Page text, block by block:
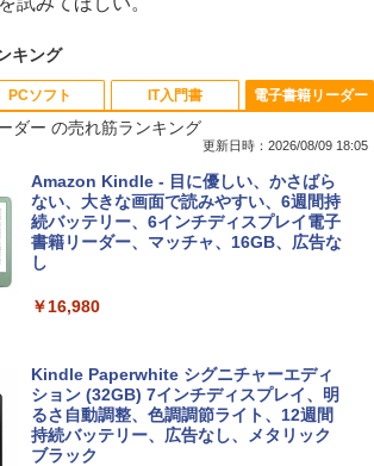
キング
Apple 2026 MacBook Neo A18 Proチッ
プ搭載13インチノートブック：AIとAppl
e Intelligenceのために設計、Liquid Ret
inaディスプレイ、8GBユニファイドメモ
リ、256GB SSDストレージ、1080p Fac
tomtoc 360°保護 15.6 16インチ パソコ
ンケース Dell NEC Lavie ASUS HP dyna
book Lenovo対応
PCソフト
Robloxギフトカード - 800 Robux 【限
定バーチャルアイテムを含む】 【オンラ
インゲームコード】 ロブロックス | オン
ラインコード版
定バーチャルアイテムを含む】 【オンラ
インゲームコード】 ロブロックス |オン
ラインコード版
￥1,600
IT入門書
生成AIパスポート公式テキスト 第４版
￥1,766
￥1,292
電子書籍リーダー
ダー の売れ筋ランキング
更新日時：2026/08/09 18:05
Amazon Kindle - 目に優しい、かさばら
ない、大きな画面で読みやすい、6週間持
続バッテリー、6インチディスプレイ電子
書籍リーダー、マッチャ、16GB、広告な
し
￥16,980
Kindle Paperwhite シグニチャーエディ
ション (32GB) 7インチディスプレイ、明
るさ自動調整、色調調節ライト、12週間
持続バッテリー、広告なし、メタリック
ブラック